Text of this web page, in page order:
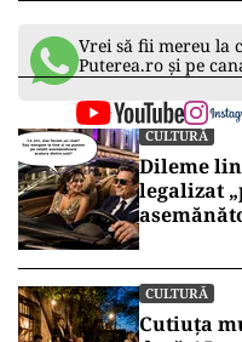
Vrei să fii mereu la
Puterea.ro și pe
CULTURĂ
Dileme
legalizat
CULTURĂ
Cutiuța